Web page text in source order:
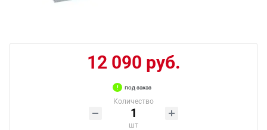
12 090 руб.
под заказ
Количество
шт